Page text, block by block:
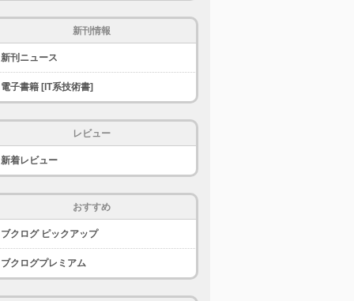
新刊情報
新刊ニュース
電子書籍 [IT系技術書]
レビュー
新着レビュー
おすすめ
ブクログ ピックアップ
ブクログプレミアム